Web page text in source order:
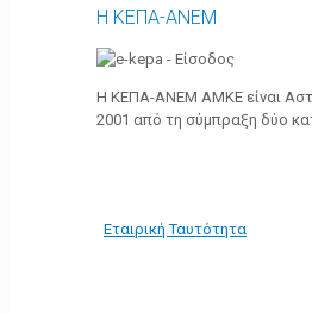
Η ΚΕΠΑ-ΑΝΕΜ
Η ΚΕΠΑ-ΑΝΕΜ ΑΜΚΕ είναι
2001 από τη σύμπραξη δύο
Εταιρική Ταυτότητα